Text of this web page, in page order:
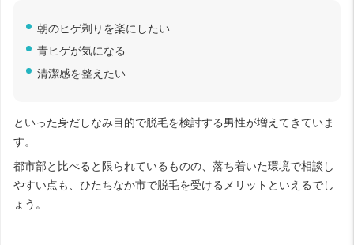
朝のヒゲ剃りを楽にしたい
青ヒゲが気になる
清潔感を整えたい
といった身だしなみ目的で脱毛を検討する男性が増えてきていま
す。
都市部と比べると限られているものの、落ち着いた環境で相談し
やすい点も、ひたちなか市で脱毛を受けるメリットといえるでし
ょう。